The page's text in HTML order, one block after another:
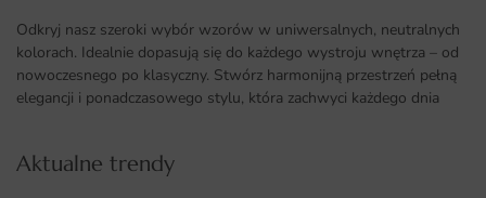
Odkryj nasz szeroki wybór wzorów w uniwersalnych, neutralnych
kolorach. Idealnie dopasują się do każdego wystroju wnętrza – od
nowoczesnego po klasyczny. Stwórz harmonijną przestrzeń pełną
elegancji i ponadczasowego stylu, która zachwyci każdego dnia
Aktualne trendy​